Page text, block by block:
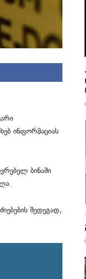
ინფორმაციას
ბინაში
შედეგად,